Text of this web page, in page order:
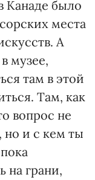
Канаде было
места
А
музее,
там в этой
Там, как
вопрос не
но и с кем ты
на грани,